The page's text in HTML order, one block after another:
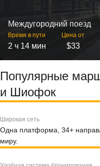
Междугородний поезд
Время в пути
2 ч 14 мин
Цена от
$33
Популярные
и Шиофок
Широкая сеть
Одна платформа, 34+
миру.